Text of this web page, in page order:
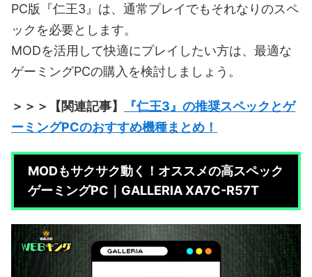
PC版『仁王3』は、通常プレイでもそれなりのスペ
ックを必要とします。
MODを活用して快適にプレイしたい方は、最適な
ゲーミングPCの購入を検討しましょう。
＞＞＞【関連記事】
『仁王3』の推奨スペックとゲ
ーミングPCのおすすめ機種まとめ！
MODもサクサク動く！オススメの高スペック
ゲーミングPC｜GALLERIA XA7C-R57T